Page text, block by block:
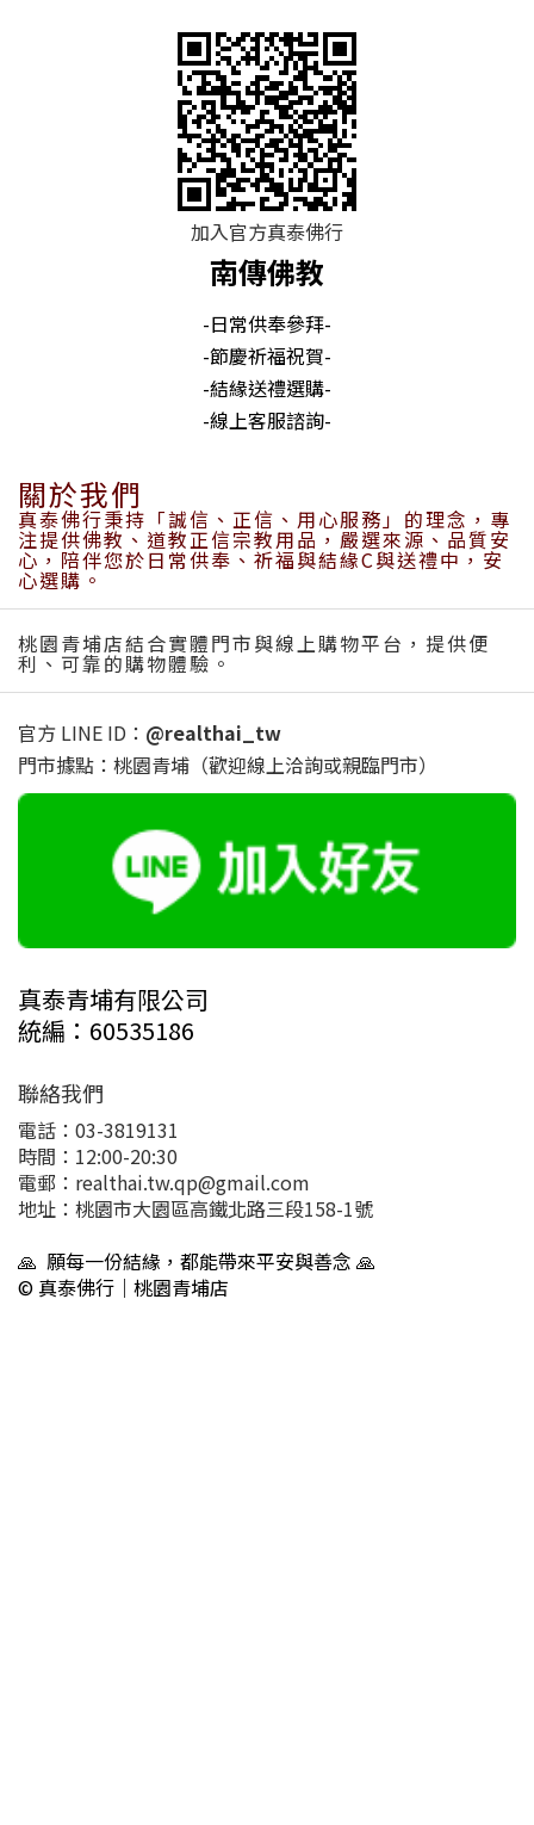
加入官方真泰佛行
南傳佛教
-日常供奉參拜-
-節慶祈福祝賀-
-結緣送禮選購-
-線上客服諮詢-
關於我們
真泰佛行秉持「誠信、正信、用心服務」的理念，專
注提供佛教、道教正信宗教用品，嚴選來源、品質安
心，陪伴您於日常供奉、祈福與結緣C與送禮中，安
心選購。
桃園青埔店結合實體門市與線上購物平台，提供便
利、可靠的購物體驗。
官方 LINE ID： @realthai_tw
門市據點：桃園青埔（歡迎線上洽詢或親臨門市）
真泰青埔有限公司
統編：60535186
聯絡我們
電話：03-3819131
時間：12:00-20:30
電郵：realthai.tw.qp@gmail.com
地址：桃園市大園區高鐵北路三段158-1號
🙏 願每一份結緣，都能帶來平安與善念 🙏
© 真泰佛行｜桃園青埔店